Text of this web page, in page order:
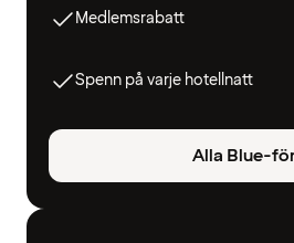
Medlemsrabatt
Spenn på varje hotellnatt
Alla Blue-